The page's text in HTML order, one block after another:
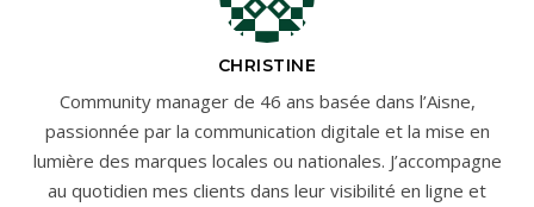
CHRISTINE
Community manager de 46 ans basée dans l’Aisne,
passionnée par la communication digitale et la mise en
lumière des marques locales ou nationales. J’accompagne
au quotidien mes clients dans leur visibilité en ligne et